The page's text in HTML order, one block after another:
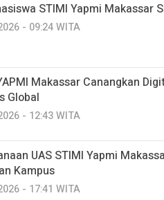
STIMI Yapmi Makassar
- 09:24 WITA
Makassar Canangkan
Global
- 12:43 WITA
UAS STIMI Yapmi
Kampus
- 17:41 WITA